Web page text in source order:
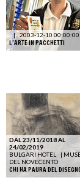
| 2003-12-10 00:00:00
L’ARTE IN PACCHETTI
DAL 23/11/2018 AL
24/02/2019
BULGARI HOTEL
|
DEL NOVECENTO
CHI HA PAURA DEL